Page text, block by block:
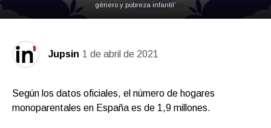
género y pobreza infantil’
Jupsin 1 de abril de 2021
Según los datos oficiales, el número de hogares
monoparentales en España es de 1,9 millones.